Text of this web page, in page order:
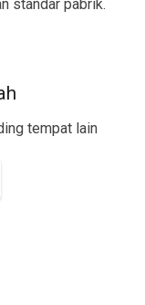
standar pabrik.
tempat lain